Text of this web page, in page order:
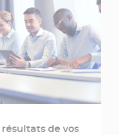
résultats de vos